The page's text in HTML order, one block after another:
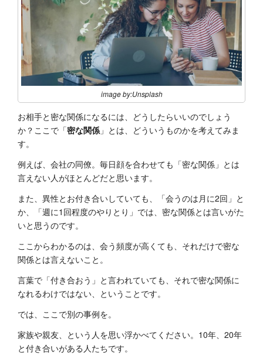
image by:Unsplash
お相手と密な関係になるには、どうしたらいいのでしょう
か？ここで「密な関係 」とは、どういうものかを考えてみま
す。
例えば、会社の同僚。毎日顔を合わせても「密な関係」とは
言えない人がほとんどだと思います。
また、異性とお付き合いしていても、「会うのは月に2回」と
か、「週に1回程度のやりとり」では、密な関係とは言いがた
いと思うのです。
ここからわかるのは、会う頻度が高くても、それだけで密な
関係とは言えないこと。
言葉で「付き合おう」と言われていても、それで密な関係に
なれるわけではない、ということです。
では、ここで別の事例を。
家族や親友、という人を思い浮かべてください。10年、20年
と付き合いがある人たちです。